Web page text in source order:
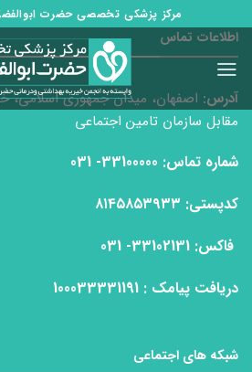
to
content
مرکز پزشکی تخصصی حضرت
اطلاعات تماس
آدرس: اصفهان، میدان جمهوری اسلامی،
مقابل سازمان تامین اجتماعی
شماره تماس: 33100000- 031
كدپستی: ۸۱۴۵۸۵۳۹۳۳
فاكس: 33102131- 031
دریافت پیامک : 100033331191
شبکه های اجتماعی